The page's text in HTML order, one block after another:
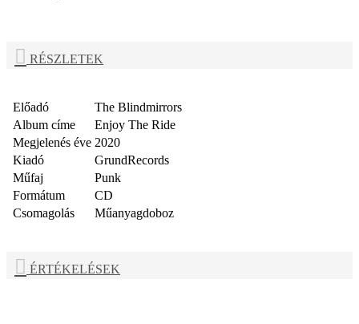
RÉSZLETEK
Előadó
The Blindmirrors
Album címe
Enjoy The Ride
Megjelenés éve 2020
Kiadó
GrundRecords
Műfaj
Punk
Formátum
CD
Csomagolás
Műanyagdoboz
ÉRTÉKELÉSEK